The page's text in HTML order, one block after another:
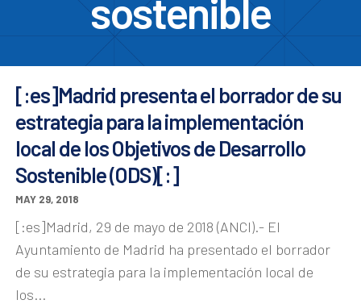
sostenible
[:es]Madrid presenta el borrador de su
estrategia para la implementación
local de los Objetivos de Desarrollo
Sostenible (ODS)[:]
MAY 29, 2018
[:es]Madrid, 29 de mayo de 2018 (ANCI).- El
Ayuntamiento de Madrid ha presentado el borrador
de su estrategia para la implementación local de
los...